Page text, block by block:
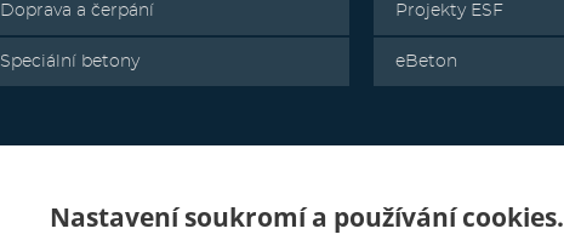
Doprava a čerpání
Speciální betony
Projekty ESF
eBeton
Nastavení soukromí a používání cookies.